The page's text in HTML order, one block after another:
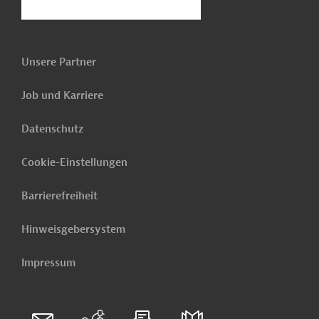
Unsere Partner
Job und Karriere
Datenschutz
Cookie-Einstellungen
Barrierefreiheit
Hinweisgebersystem
Impressum